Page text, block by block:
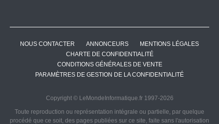
NOUS CONTACTER ANNONCEURS
MENTIONS LÉGALES
CHARTE DE CONFIDENTIALITÉ
CONDITIONS GÉNÉRALES DE VENTE
PARAMÈTRES DE GESTION DE LA CONFIDENTIALITÉ
Copyright © LeMondeInformatique.fr 1997-2026
Toute reproduction ou représentation intégrale ou partielle, par quelque
procédé que ce soit, des pages publiées sur ce site, faite sans l'autorisation